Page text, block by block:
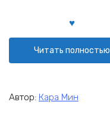
Читать полностью
Автор: Кара Мин